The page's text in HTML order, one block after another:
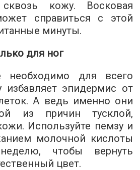
сквозь кожу. Восковая
справиться с этой
минуты.
для ног
необходимо для всего
избавляет эпидермис от
А ведь именно они
из причин тусклой,
Используйте пемзу и
молочной кислоты
чтобы вернуть
цвет.